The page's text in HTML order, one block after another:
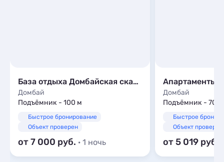
База отдыха Домбайская сказка
Домбай
Подъёмник - 100 м
Быстрое бронирование
Объект проверен
от 7 000 · 1 ночь
Апартаменты
Домбай
Подъёмник - 700
Быстрое
Объект проверен
от 5 019